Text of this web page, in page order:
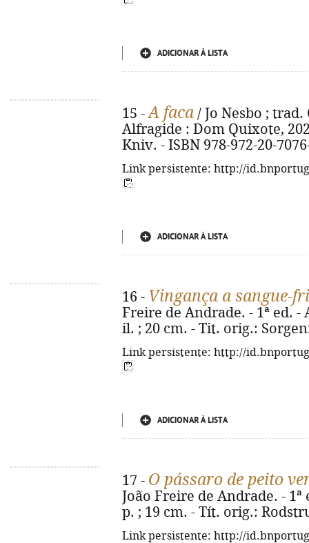
ADICIONAR À LISTA
15 -A faca / Jo Nesbo ; trad.
Alfragide : Dom Quixote,
Kniv. - ISBN 978-972-20-
Link persistente: http://
ADICIONAR À LISTA
16 - Vingança a sangue-
Freire de Andrade. - 1ª ed. -
il. ; 20 cm. - Tit. orig.:
Link persistente: http://
ADICIONAR À LISTA
17 - O pássaro de peito
João Freire de Andrade. - 1ª
p. ; 19 cm. - Tít. orig.:
Link persistente: http://